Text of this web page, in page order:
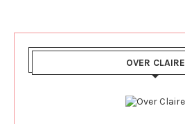
OVER CLAIRE